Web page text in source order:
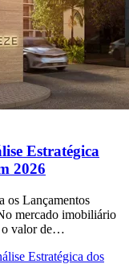
Estratégica
2026
os Lançamentos
mercado imobiliário
o valor de…
Estratégica dos